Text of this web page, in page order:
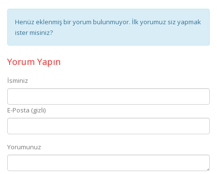
Henüz eklenmiş bir yorum bulunmuyor. İlk yorumuz siz yapmak
ister misiniz?
Yorum Yapın
İsminiz
E-Posta (gizli)
Yorumunuz